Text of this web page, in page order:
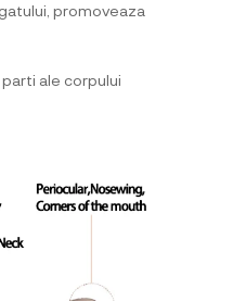
promoveaza
ale corpului